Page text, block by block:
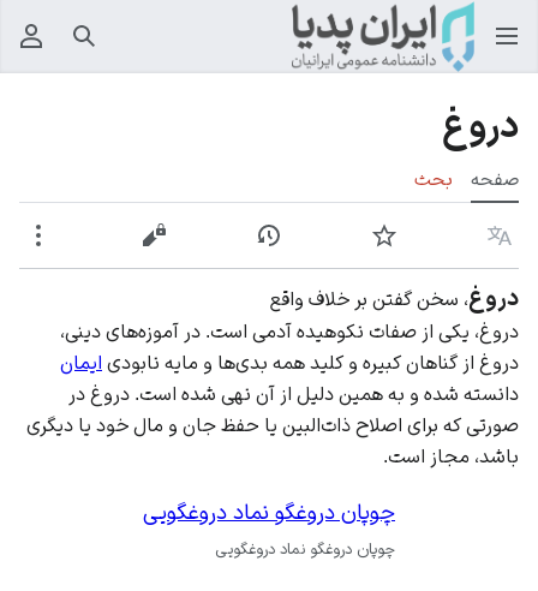
جستجو
دروغ
صفحه بحث
زبان پیگیری نمایش تاریخچهنمایش مبدأ
دروغ، سخن گفتن بر خلاف واقع
دروغ، یکی از صفات نکوهیده آدمی است. در آموزه‌های دینی،
دروغ از گناهان کبیره و کلید همه بدی‌ها و مایه نابودی ایمان
دانسته شده و به همین دلیل از آن نهی شده است. دروغ در
صورتی که برای اصلاح ذات‌البین یا حفظ جان و مال خود یا دیگری
باشد، مجاز است.
چوپان دروغگو نماد دروغگویی
چوپان دروغگو نماد دروغگویی